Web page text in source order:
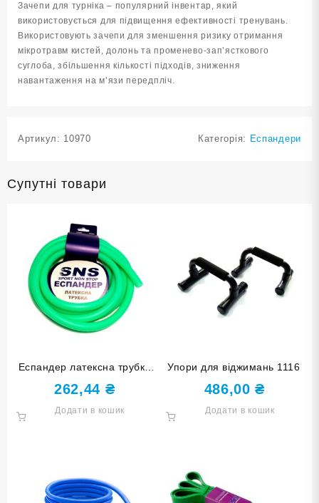
Зачепи для турніка – популярний інвентар, який
використовується для підвищення ефективності тренувань.
Використовують зачепи для зменшення ризику отримання
мікротравм кистей, долонь та променево-зап’ясткового
суглоба, збільшення кількості підходів, зниження
навантаження на м’язи передпліч.
Артикул: 10970 Категорія: Еспандери
Супутні товари
Еспандер латексна трубка
SNS medium G110-25
262,44 ₴
Додати в кошик
Упори для віджимань 1116
486,00₴
Додати в кошик